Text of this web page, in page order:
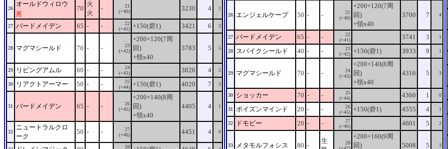
26
オールドウィロウ
※
70
火
火
-
21
(+40)
3230 4 1
27 バードメイデン 65 - -
22
(+41) +150(砦1) 3421 6 3
28 マグマシールド 70 - -
23
(+42)
+200+120(7周
回)
+領x40
3783 5 5
29 リビングアムル 60 - -
24
(+43)
3826 4 5
30 リアクトアーマー 50 - -
25
(+44) +150(砦1) 4020 7 3
31 バードメイデン 65 - -
26
(+45)
+200+140(8周
回)
+領x40
4405 4 1
32
ニュートラルクロ
ーク
50 - -
27
(+46)
4451 4 0
28
26 エンジェルケープ 50 - -
21
(+40)
+200+120(7周
回)
+領x40
3700 7 4
27 バードメイデン 65 - -
22
(+41)
3741 3 1
28 スパイクシールド 40 - -
23
(+42) +150(砦1) 3933 9 1
29 マグマシールド 70 - -
24
(+43)
+200+140(8周
回)
+領x40
4316 5 3
30 ショッカー 70 - -
25
(+44)
4360 1 0
31 ポイズンマインド 20 - -
26
(+45) +150(砦1) 4555 4 1
32 ドモビー 20 - -
27
(+46)
4601 5 2
33 メタモルフォシス 80 -
生
28
+200+160(9周
回)
5008 5 3